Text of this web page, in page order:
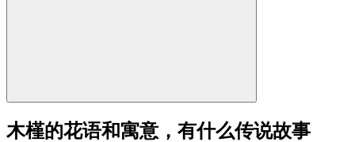
木槿的花语和寓意，有什么传说故事